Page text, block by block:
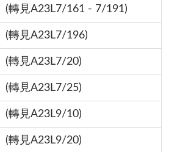
(轉見A23L7/161 - 7/191)
(轉見A23L7/196)
(轉見A23L7/20)
(轉見A23L7/25)
(轉見A23L9/10)
(轉見A23L9/20)